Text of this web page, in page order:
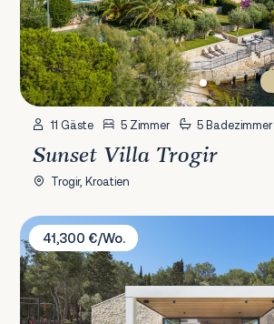
11 Gäste 5 Zimmer 5 Badezimmer
Sunset Villa Trogir
Trogir, Kroatien
Villa Vale Estate
41,300 €/Wo.